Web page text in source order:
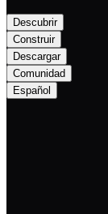
Descubrir
Construir
Descargar
Comunidad
Español